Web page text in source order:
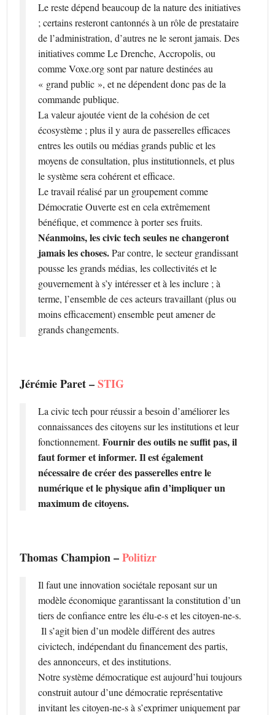
Le reste dépend beaucoup de la nature des initiatives
; certains resteront cantonnés à un rôle de prestataire
de l’administration, d’autres ne le seront jamais. Des
initiatives comme Le Drenche, Accropolis, ou
comme Voxe.org sont par nature destinées au
« grand public », et ne dépendent donc pas de la
commande publique.
La valeur ajoutée vient de la cohésion de cet
écosystème ; plus il y aura de passerelles efficaces
entres les outils ou médias grands public et les
moyens de consultation, plus institutionnels, et plus
le système sera cohérent et efficace.
Le travail réalisé par un groupement comme
Démocratie Ouverte est en cela extrêmement
bénéfique, et commence à porter ses fruits.
Néanmoins, les civic tech seules ne changeront
jamais les choses.Par contre, le secteur grandissant
pousse les grands médias, les collectivités et le
gouvernement à s’y intéresser et à les inclure ; à
terme, l’ensemble de ces acteurs travaillant (plus ou
moins efficacement) ensemble peut amener de
grands changements.
Jérémie Paret –STIG
La civic tech pour réussir a besoin d’améliorer les
connaissances des citoyens sur les institutions et leur
fonctionnement.Fournir des outils ne suffit pas, il
faut former et informer. Il est également
nécessaire de créer des passerelles entre le
numérique et le physique afin d’impliquer un
maximum de citoyens.
Thomas Champion –Politizr
Il faut une innovation sociétale reposant sur un
modèle économique garantissant la constitution d’un
tiers de confiance entre les élu-e-s et les citoyen-ne-s.
Il s’agit bien d’un modèle différent des autres
civictech, indépendant du financement des partis,
des annonceurs, et des institutions.
Notre système démocratique est aujourd’hui toujours
construit autour d’une démocratie représentative
invitant les citoyen­-ne­-s à s’exprimer uniquement par